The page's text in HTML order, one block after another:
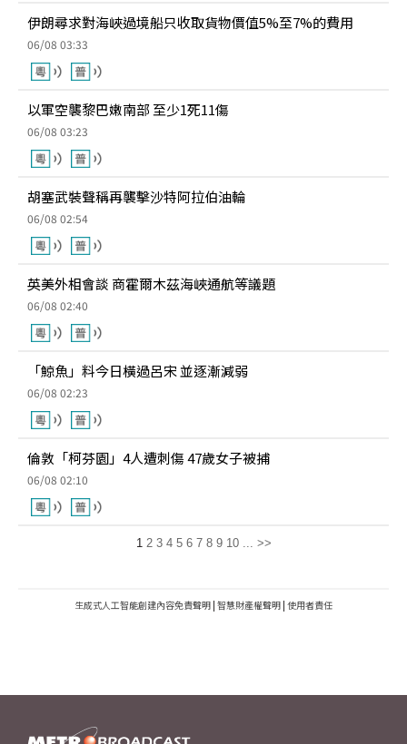
伊朗尋求對海峽過境船只收取貨物價值5%至7%的費用
06/08 03:33
以軍空襲黎巴嫩南部 至少1死11傷
06/08 03:23
胡塞武裝聲稱再襲擊沙特阿拉伯油輪
06/08 02:54
英美外相會談 商霍爾木茲海峽通航等議題
06/08 02:40
「鯨魚」料今日橫過呂宋 並逐漸減弱
06/08 02:23
倫敦「柯芬園」4人遭刺傷 47歲女子被捕
06/08 02:10
1 2 3 4 5 6 7 8 9 10 ... >>
生成式人工智能創建內容免責聲明 | 智慧財產權聲明 | 使用者責任